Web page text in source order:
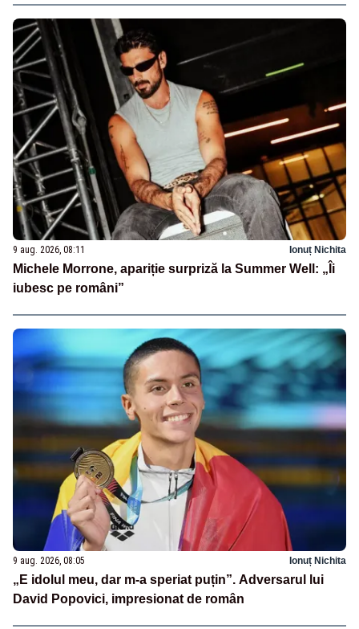
9 aug. 2026, 08:11 Ionuț Nichita
Michele Morrone, apariție surpriză la Summer Well: „Îi
iubesc pe români”
9 aug. 2026, 08:05 Ionuț Nichita
„E idolul meu, dar m-a speriat puțin”. Adversarul lui
David Popovici, impresionat de român